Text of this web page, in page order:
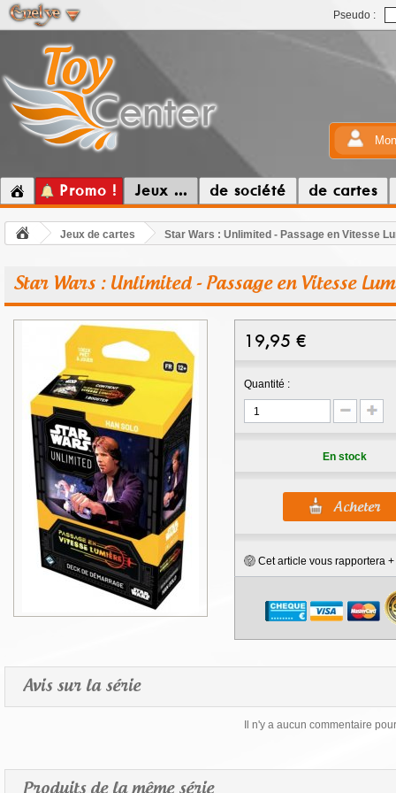
Pseudo :
Promo ! Jeux ... de société de cartes
Jeux de cartes Star Wars : Unlimited - Passage en Vitesse
Star Wars : Unlimited - Passage en Vitesse
19,95 €
Quantité :
En stock
Cet article vous rapportera +
Avis sur la série
Il n'y a aucun commentaire
Produits de la même série